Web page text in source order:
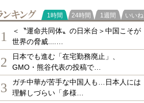
ランキング
1時間 24時間 1週間 いいね
1
＜〝運命共同体〟の日米台＞中国こそが
世界の脅威....…
2
日本でも進む「在宅勤務廃止」、
GMO・熊谷代表の投稿で…
3
ガチ中華が苦手な中国人も…日本人には
理解しづらい「多様…